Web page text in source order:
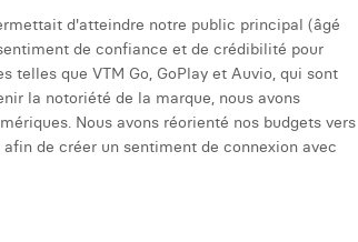
d'atteindre notre public principal (âgé
de confiance et de crédibilité pour
telles que VTM Go, GoPlay et Auvio, qui sont
la notoriété de la marque, nous avons
Nous avons réorienté nos budgets vers
de créer un sentiment de connexion avec